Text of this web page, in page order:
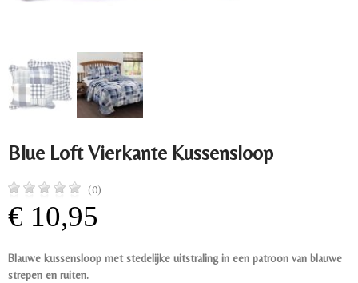
Blue Loft Vierkante Kussensloop
(0)
€ 10,95
Blauwe kussensloop met stedelijke uitstraling in een patroon van blauwe
strepen en ruiten.